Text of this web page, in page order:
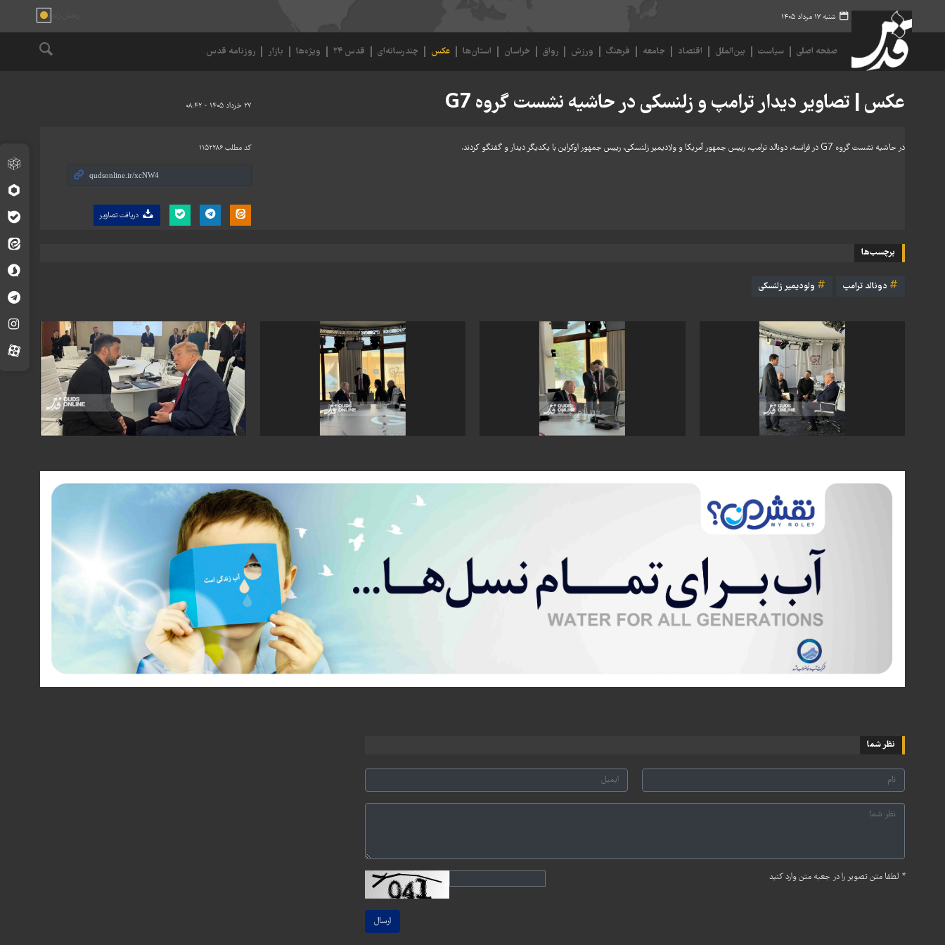
شنبه ۱۷ مرداد ۱۴۰۵
صفحه اصلی سیاست بین‌الملل اقتصاد جامعه فرهنگ ورزش رواق خراسان استان‌ها عکس چندرسانه‌ای قدس ۲۴ ویژه‌ها بازار روزنامه قدس
۲۷ خرداد ۱۴۰۵ - ۰۸:۴۲
کد مطلب ۱۱۵۲۲۸۶
دریافت تصاویر
عکس | تصاویر دیدار ترامپ و زلنسکی در حاشیه نشست گروه G7
در حاشیه نشست گروه G7 در فرانسه، دونالد ترامپ، رییس جمهور آمریکا و ولادیمیر زلنسکی، رییس جمهور اوکراین با یکدیگر دیدار و گفتگو کردند.
برچسب‌ها
دونالد ترامپ ولودیمیر زلنسکی
نظر شما
* لطفا متن تصویر را در جعبه متن وارد کنید
ارسال